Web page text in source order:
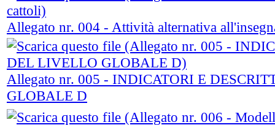
Allegato nr. 004 - Attività alternativa
Allegato nr. 005 - INDICATORI E
GLOBALE D